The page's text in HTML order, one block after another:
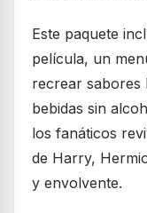
Este paquete
película, un
recrear sabores
bebidas sin
los fanáticos
de Harry,
y envolvente.